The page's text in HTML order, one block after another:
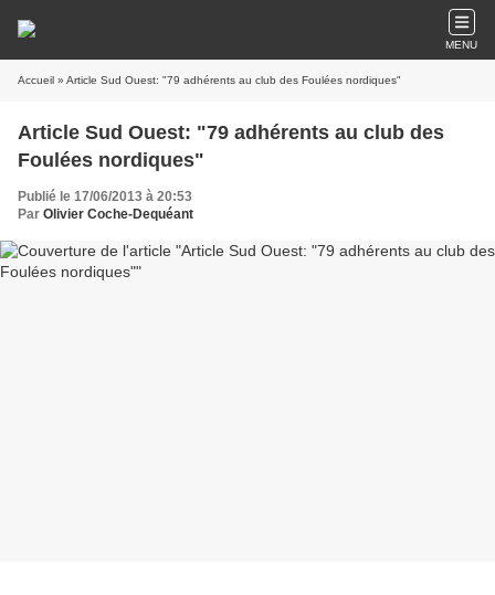
MENU
Accueil » Article Sud Ouest: "79 adhérents au club des Foulées nordiques"
Article Sud Ouest: "79 adhérents au club des
Foulées nordiques"
Publié le 17/06/2013 à 20:53
Par Olivier Coche-Dequéant